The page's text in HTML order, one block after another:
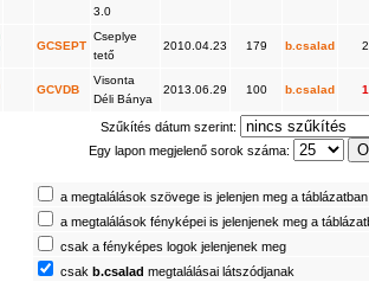
3.0
GCSEPT
Cseplye
tető
2010.04.23 179 b.csalad 2
GCVDB
Visonta
Déli Bánya
2013.06.29 100 b.csalad 1
Szűkítés dátum szerint:
Egy lapon megjelenő sorok száma:
a megtalálások szövege is jelenjen meg a táblázatban
a megtalálások fényképei is jelenjenek meg a
csak a fényképes logok jelenjenek meg
csakb.csalad megtalálásai látszódjanak